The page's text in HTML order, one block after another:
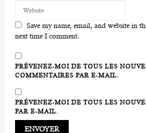
Save my name, email, and website in
next time I comment.
PRÉVENEZ-MOI DE TOUS LES
COMMENTAIRES PAR E-MAIL.
PRÉVENEZ-MOI DE TOUS LES
PAR E-MAIL.